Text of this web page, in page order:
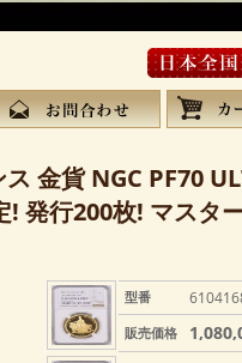
金貨 NGC PF70
発行200枚! マスタ
型番
販売価格